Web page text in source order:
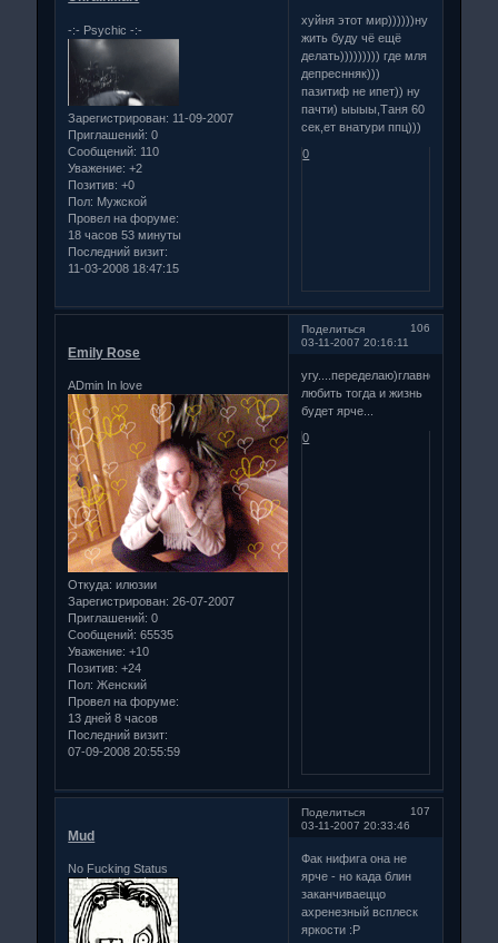
-:- Psychiс -:-
Зарегистрирован: 11-09-2007
Приглашений: 0
Сообщений: 110
Уважение: +2
Позитив: +0
Пол: Мужской
Провел на форуме:
18 часов 53 минуты
Последний визит:
11-03-2008 18:47:15
хуйня этот мир))))))ну
жить буду чё ещё
делать))))))))) где мля
депреснняк)))
пазитиф не ипет)) ну
пачти) ыыыы,Таня 60
сек,ет внатури ппц)))
0
Поделиться
106
03-11-2007 20:16:11
Emily Rose
ADmin In love
Откуда: илюзии
Зарегистрирован: 26-07-2007
Приглашений: 0
Сообщений: 65535
Уважение: +10
Позитив: +24
Пол: Женский
Провел на форуме:
13 дней 8 часов
Последний визит:
07-09-2008 20:55:59
угу....переделаю)главное
любить тогда и жизнь
будет ярче...
0
Поделиться
107
03-11-2007 20:33:46
Mud
No Fucking Status
Фак нифига она не
ярче - но када блин
заканчиваеццо
ахренезный всплеск
яркости :Р